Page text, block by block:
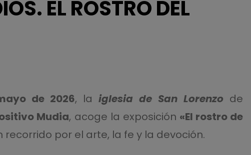
EL ROSTRO DEL
de 2026, laiglesia de San Lorenzo de
Mudia, acoge la exposición «El rostro de
recorrido por el arte, la fe y la devoción.